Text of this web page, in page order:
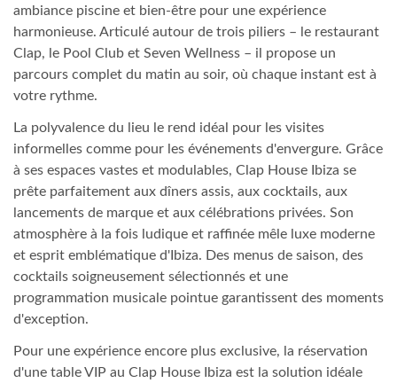
ambiance piscine et bien-être pour une expérience
harmonieuse. Articulé autour de trois piliers – le restaurant
Clap, le Pool Club et Seven Wellness – il propose un
parcours complet du matin au soir, où chaque instant est à
votre rythme.
La polyvalence du lieu le rend idéal pour les visites
informelles comme pour les événements d'envergure. Grâce
à ses espaces vastes et modulables, Clap House Ibiza se
prête parfaitement aux dîners assis, aux cocktails, aux
lancements de marque et aux célébrations privées. Son
atmosphère à la fois ludique et raffinée mêle luxe moderne
et esprit emblématique d'Ibiza. Des menus de saison, des
cocktails soigneusement sélectionnés et une
programmation musicale pointue garantissent des moments
d'exception.
Pour une expérience encore plus exclusive, la réservation
d'une table VIP au Clap House Ibiza est la solution idéale